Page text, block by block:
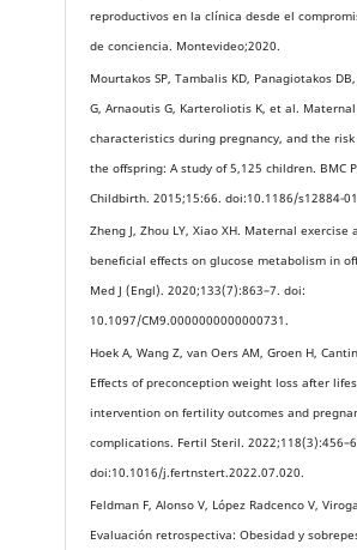
reproductivos en la clínica desde el
de conciencia. Montevideo;2020.
Mourtakos SP, Tambalis KD, Panagiotakos
G, Arnaoutis G, Karteroliotis K, et al.
characteristics during pregnancy, and the
the offspring: A study of 5,125 children. BMC
Childbirth. 2015;15:66. doi:10.1186/s12884-
Zheng J, Zhou LY, Xiao XH. Maternal exercise
beneficial effects on glucose metabolism in
Med J (Engl). 2020;133(7):863–7. doi:
10.1097/CM9.0000000000000731.
Hoek A, Wang Z, van Oers AM, Groen H,
Effects of preconception weight loss after
intervention on fertility outcomes and
complications. Fertil Steril.
doi:10.1016/j.fertnstert.2022.07.020.
Feldman F, Alonso V, López Radcenco V,
Evaluación retrospectiva: Obesidad y